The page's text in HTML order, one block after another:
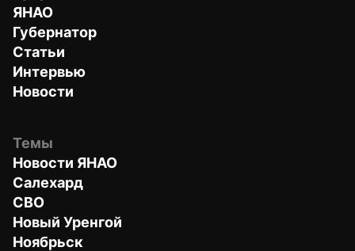
ЯНАО
Губернатор
Статьи
Интервью
Новости
Темы
Новости ЯНАО
Салехард
СВО
Новый Уренгой
Ноябрьск